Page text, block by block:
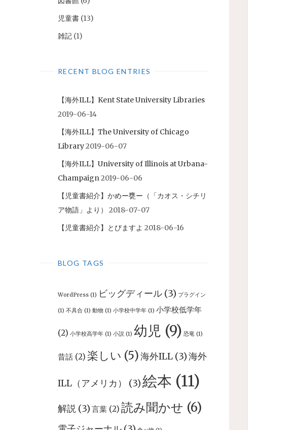
児童書 (13)
雑記 (1)
RECENT BLOG ENTRIES
【海外ILL】Kent State University Libraries
2019-06-14
【海外ILL】The University of Chicago
Library2019-06-07
【海外ILL】University of Illinois at Urbana-
Champaign2019-06-06
【児童書紹介】かめー甕ー（「カオス・シチリ
ア物語」より）
2018-07-07
【児童書紹介】とびますよ 2018-06-16
BLOG TAGS
WordPress (1) ビッグディール (3) プラグイン
(1) 不具合 (1) 動物 (1) 小学校中学年 (1) 小学校低学年
(2) 小学校高学年 (1) 小説 (1) 幼児 (9) 恐竜 (1)
昔話 (2) 楽しい (5)海外ILL (3)海外
ILL（アメリカ） (3)絵本 (11)
解説 (3) 言葉 (2) 読み聞かせ (6)